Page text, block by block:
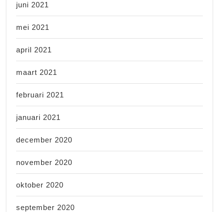
juni 2021
mei 2021
april 2021
maart 2021
februari 2021
januari 2021
december 2020
november 2020
oktober 2020
september 2020